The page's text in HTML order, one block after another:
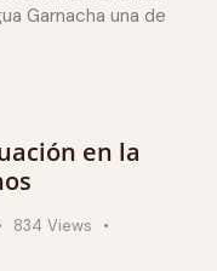
Garnacha una de
en la
834 Views